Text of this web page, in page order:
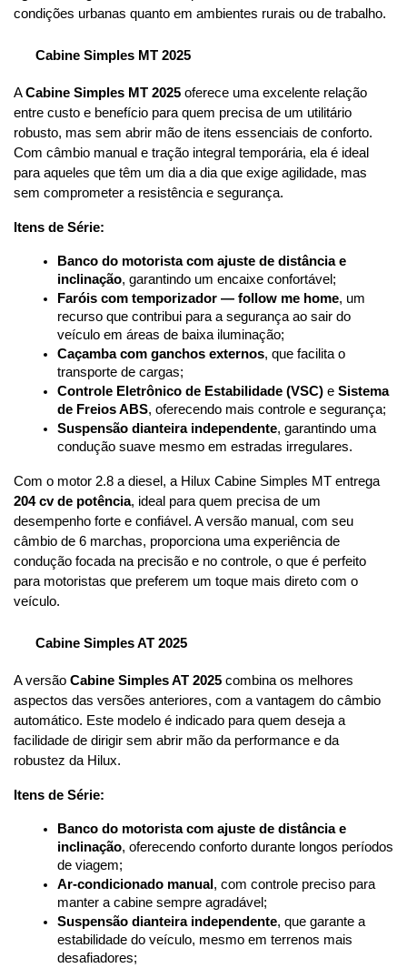
condições urbanas quanto em ambientes rurais ou de trabalho.
Cabine Simples MT 2025
A Cabine Simples MT 2025 oferece uma excelente relação
entre custo e benefício para quem precisa de um utilitário
robusto, mas sem abrir mão de itens essenciais de conforto.
Com câmbio manual e tração integral temporária, ela é ideal
para aqueles que têm um dia a dia que exige agilidade, mas
sem comprometer a resistência e segurança.
Itens de Série:
Banco do motorista com ajuste de distância e
inclinação, garantindo um encaixe confortável;
Faróis com temporizador — follow me home, um
recurso que contribui para a segurança ao sair do
veículo em áreas de baixa iluminação;
Caçamba com ganchos externos, que facilita o
transporte de cargas;
Controle Eletrônico de Estabilidade (VSC) e Sistema
de Freios ABS, oferecendo mais controle e segurança;
Suspensão dianteira independente, garantindo uma
condução suave mesmo em estradas irregulares.
204 cv de potência, ideal para quem precisa de um
desempenho forte e confiável. A versão manual, com seu
câmbio de 6 marchas, proporciona uma experiência de
condução focada na precisão e no controle, o que é perfeito
para motoristas que preferem um toque mais direto com o
veículo.
Cabine Simples AT 2025
A versão Cabine Simples AT 2025 combina os melhores
aspectos das versões anteriores, com a vantagem do câmbio
automático. Este modelo é indicado para quem deseja a
facilidade de dirigir sem abrir mão da performance e da
robustez da Hilux.
Itens de Série:
Banco do motorista com ajuste de distância e
inclinação, oferecendo conforto durante longos períodos
de viagem;
Ar-condicionado manual , com controle preciso para
manter a cabine sempre agradável;
Suspensão dianteira independente, que garante a
estabilidade do veículo, mesmo em terrenos mais
desafiadores;